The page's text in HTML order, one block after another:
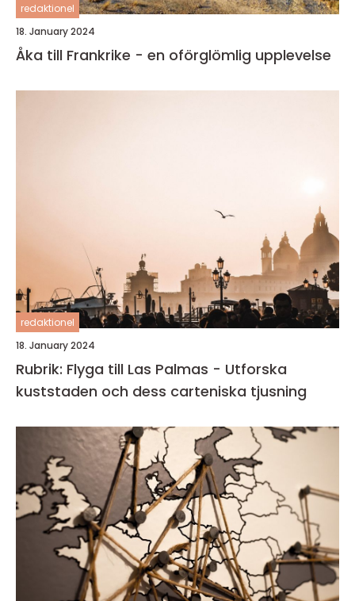
redaktionel
18. January 2024
Åka till Frankrike - en oförglömlig upplevelse
redaktionel
18. January 2024
Rubrik: Flyga till Las Palmas - Utforska
kuststaden och dess carteniska tjusning